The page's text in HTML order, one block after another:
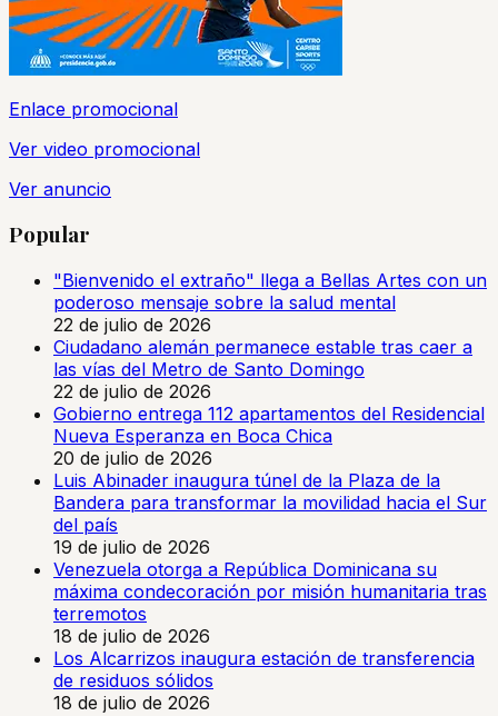
Enlace promocional
Ver video promocional
Ver anuncio
Popular
"Bienvenido el extraño" llega a Bellas Artes con un
poderoso mensaje sobre la salud mental
22 de julio de 2026
Ciudadano alemán permanece estable tras caer a
las vías del Metro de Santo Domingo
22 de julio de 2026
Gobierno entrega 112 apartamentos del Residencial
Nueva Esperanza en Boca Chica
20 de julio de 2026
Luis Abinader inaugura túnel de la Plaza de la
Bandera para transformar la movilidad hacia el Sur
del país
19 de julio de 2026
Venezuela otorga a República Dominicana su
máxima condecoración por misión humanitaria tras
terremotos
18 de julio de 2026
Los Alcarrizos inaugura estación de transferencia
de residuos sólidos
18 de julio de 2026